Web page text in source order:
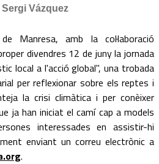
Vázquez
Manresa, amb la col·laboració
divendres 12 de juny la jornada
local a l'acció global", una trobada
per reflexionar sobre els reptes i
la crisi climàtica i per conèixer
ja han iniciat el camí cap a models
interessades en assistir-hi
enviant un correu electrònic a
.